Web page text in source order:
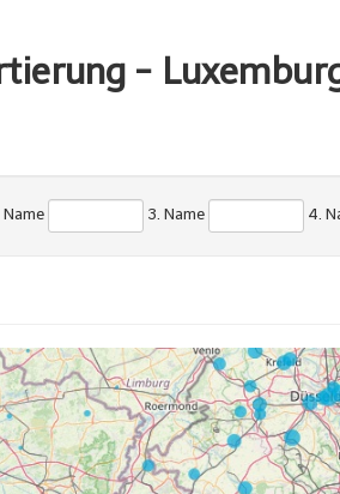
-
Name 3. Name 4.